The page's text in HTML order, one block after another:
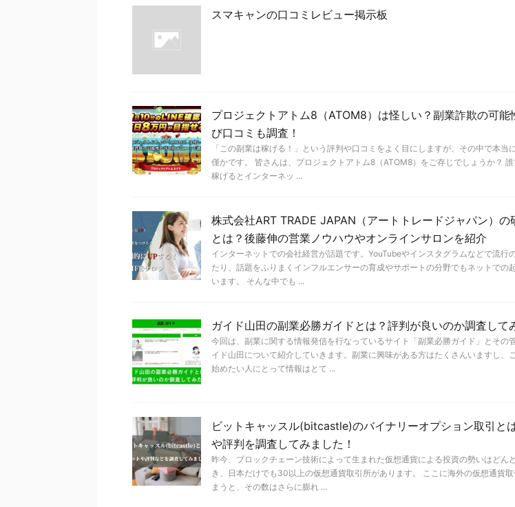
スマキャンの口コミレビュー掲示板
プロジェクトアトム8（ATOM8）は怪しい？副業詐欺の可能
び口コミも調査！
「この副業は稼げる！」という評判や口コミをよく目にしますが、その中で本当
僅かです。 皆さんは、プロジェクトアトム8（ATOM8）をご存じでしょうか？
稼げるとインターネッ ...
株式会社ART TRADE JAPAN（アートトレードジャパン）の
とは？後藤伸の営業ノウハウやオンラインサロンを紹介
インターネットでの会社経営が話題です。YouTubeやインスタグラムなどで流行
たり、話題をふりまくインフルエンサーの育成やサポートの分野でもネットでの
います。 そんな中でも ...
ガイド山田の副業必勝ガイドとは？評判が良いのか調査して
今回は、副業に関する情報発信を行なっているサイト「副業必勝ガイド」とその
イド山田について紹介していきます。副業に興味がある方はたくさんいますし、
始めたい人にとって情報はとて ...
ビットキャッスル(bitcastle)のバイナリーオプション取引と
や評判を調査してみました！
昨今、ブロックチェーン技術によって生まれた仮想通貨による投資の勢いはどん
き、日本だけでも30以上の仮想通貨取引所があります。 ここに海外の仮想通貨
まうと、その数はさらに膨れ ...